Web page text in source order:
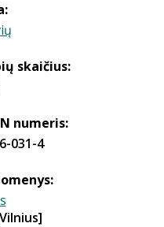
skaičius:
numeris:
031-4